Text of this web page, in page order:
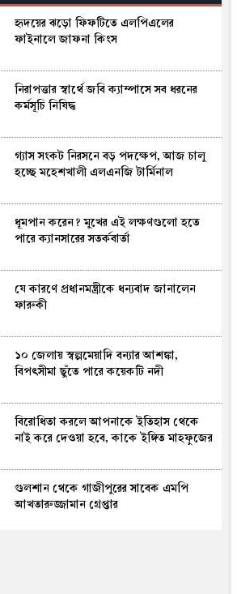
হৃদয়ের ঝড়ো ফিফটিতে এলপিএলের
ফাইনালে জাফনা কিংস
নিরাপত্তার স্বার্থে জবি ক্যাম্পাসে সব ধরনের
কর্মসূচি নিষিদ্ধ
গ্যাস সংকট নিরসনে বড় পদক্ষেপ, আজ চালু
হচ্ছে মহেশখালী এলএনজি টার্মিনাল
ধূমপান করেন? মুখের এই লক্ষণগুলো হতে
পারে ক্যানসারের সতর্কবার্তা
যে কারণে প্রধানমন্ত্রীকে ধন্যবাদ জানালেন
ফারুকী
১০ জেলায় স্বল্পমেয়াদি বন্যার আশঙ্কা,
বিপৎসীমা ছুঁতে পারে কয়েকটি নদী
বিরোধিতা করলে আপনাকে ইতিহাস থেকে
নাই করে দেওয়া হবে, কাকে ইঙ্গিত মাহফুজের
গুলশান থেকে গাজীপুরের সাবেক এমপি
আখতারুজ্জামান গ্রেপ্তার